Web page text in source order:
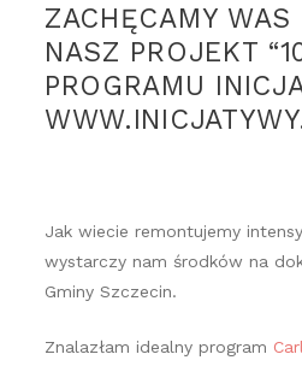
ZACHĘCAMY
NASZ PROJEKT
PROGRAMU
Jak wiecie remontujemy
wystarczy nam środków na
Gminy Szczecin​.
Znalazłam idealny program